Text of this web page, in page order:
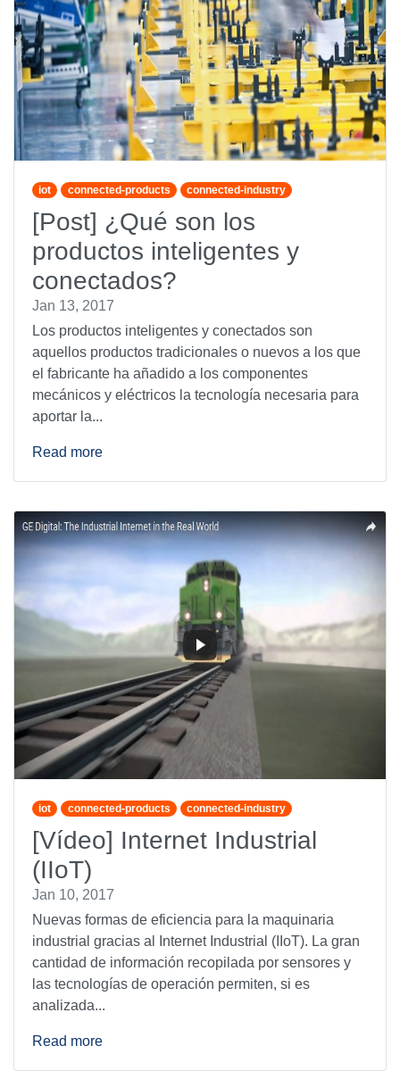
iot connected-products connected-industry
[Post] ¿Qué son los
productos inteligentes y
conectados?
Jan 13, 2017
Los productos inteligentes y conectados son
aquellos productos tradicionales o nuevos a los que
el fabricante ha añadido a los componentes
mecánicos y eléctricos la tecnología necesaria para
aportar la...
Read more
iot connected-products connected-industry
[Vídeo] Internet Industrial
(IIoT)
Jan 10, 2017
Nuevas formas de eficiencia para la maquinaria
industrial gracias al Internet Industrial (IIoT). La gran
cantidad de información recopilada por sensores y
las tecnologías de operación permiten, si es
analizada...
Read more